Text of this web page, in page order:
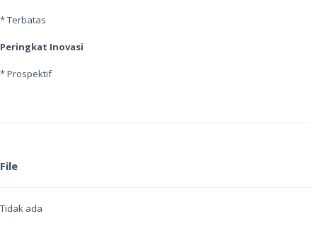
* Terbatas
Peringkat Inovasi
* Prospektif
File
Tidak ada